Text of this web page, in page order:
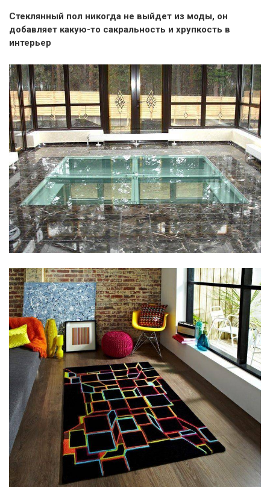
Стеклянный пол никогда не выйдет из моды, он
добавляет какую-то сакральность и хрупкость в
интерьер